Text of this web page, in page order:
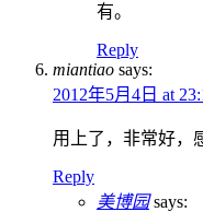
有。
Reply
miantiao says:
2012年5月4日 at
用上了，非常好，
Reply
美博园 says: